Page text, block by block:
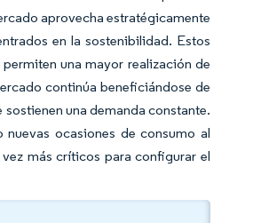
aprovecha estratégicamente
en la sostenibilidad. Estos
una mayor realización de
continúa beneficiándose de
una demanda constante.
ocasiones de consumo al
más críticos para configurar el